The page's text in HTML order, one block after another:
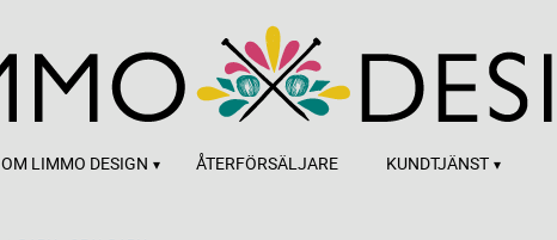
OM LIMMO DESIGN ÅTERFÖRSÄLJARE KUNDTJÄNST